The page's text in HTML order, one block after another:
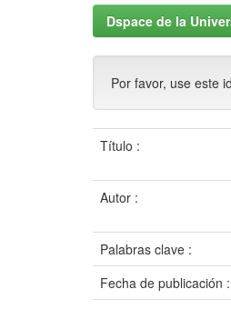
Dspace de la
Por favor, use este
Título :
Autor :
Palabras clave :
Fecha de publicación :